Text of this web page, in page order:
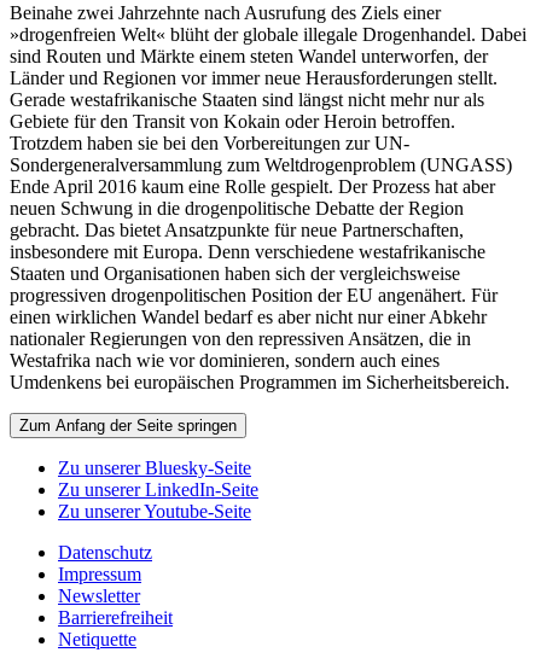
Beinahe zwei Jahrzehnte nach Ausrufung des Ziels einer
»drogenfreien Welt« blüht der globale illegale Drogenhandel. Dabei
sind Routen und Märkte einem steten Wandel unterworfen, der
Länder und Regionen vor immer neue Herausforderungen stellt.
Gerade westafrikanische Staaten sind längst nicht mehr nur als
Gebiete für den Transit von Kokain oder Heroin betroffen.
Trotzdem haben sie bei den Vorbereitungen zur UN-
Sondergeneralversammlung zum Weltdrogenproblem (UNGASS)
Ende April 2016 kaum eine Rolle gespielt. Der Prozess hat aber
neuen Schwung in die drogenpolitische Debatte der Region
gebracht. Das bietet Ansatzpunkte für neue Partnerschaften,
insbesondere mit Europa. Denn verschiedene westafrikanische
Staaten und Organisationen haben sich der vergleichsweise
progressiven drogenpolitischen Position der EU angenähert. Für
einen wirklichen Wandel bedarf es aber nicht nur einer Abkehr
nationaler Regierungen von den repressiven Ansätzen, die in
Westafrika nach wie vor dominieren, sondern auch eines
Umdenkens bei europäischen Programmen im Sicherheitsbereich.
Zum Anfang der Seite springen
Zu unserer Bluesky-Seite
Zu unserer LinkedIn-Seite
Zu unserer Youtube-Seite
Datenschutz
Impressum
Newsletter
Barrierefreiheit
Netiquette